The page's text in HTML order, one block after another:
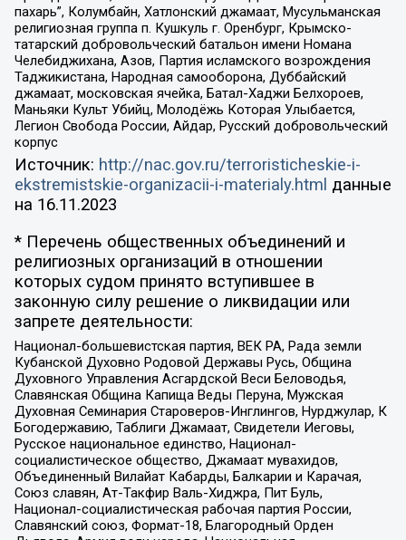
пахарь”, Колумбайн, Хатлонский джамаат, Мусульманская
религиозная группа п. Кушкуль г. Оренбург, Крымско-
татарский добровольческий батальон имени Номана
Челебиджихана, Азов, Партия исламского возрождения
Таджикистана, Народная самооборона, Дуббайский
джамаат, московская ячейка, Батал-Хаджи Белхороев,
Маньяки Культ Убийц, Молодёжь Которая Улыбается,
Легион Свобода России, Айдар, Русский добровольческий
корпус
Источник: http://nac.gov.ru/terroristicheskie-i-
ekstremistskie-organizacii-i-materialy.html данные
на 16.11.2023
* Перечень общественных объединений и
религиозных организаций в отношении
которых судом принято вступившее в
законную силу решение о ликвидации или
запрете деятельности:
Национал-большевистская партия, ВЕК РА, Рада земли
Кубанской Духовно Родовой Державы Русь, Община
Духовного Управления Асгардской Веси Беловодья,
Славянская Община Капища Веды Перуна, Мужская
Духовная Семинария Староверов-Инглингов, Нурджулар, К
Богодержавию, Таблиги Джамаат, Свидетели Иеговы,
Русское национальное единство, Национал-
социалистическое общество, Джамаат мувахидов,
Объединенный Вилайат Кабарды, Балкарии и Карачая,
Союз славян, Ат-Такфир Валь-Хиджра, Пит Буль,
Национал-социалистическая рабочая партия России,
Славянский союз, Формат-18, Благородный Орден